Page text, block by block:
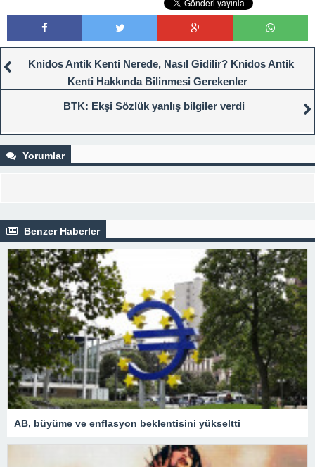
Knidos Antik Kenti Nerede, Nasıl Gidilir? Knidos Antik
Kenti Hakkında Bilinmesi Gerekenler
BTK: Ekşi Sözlük yanlış bilgiler verdi
Yorumlar
Benzer Haberler
AB, büyüme ve enflasyon beklentisini yükseltti